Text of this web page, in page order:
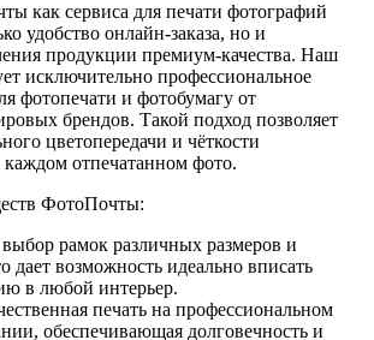
как сервиса для печати фотографий
удобство онлайн-заказа, но и
продукции премиум-качества. Наш
исключительно профессиональное
фотопечати и фотобумагу от
брендов. Такой подход позволяет
цветопередачи и чёткости
отпечатанном фото.
ФотоПочты:
рамок различных размеров и
дает возможность идеально вписать
в любой интерьер.
печать на профессиональном
обеспечивающая долговечность и